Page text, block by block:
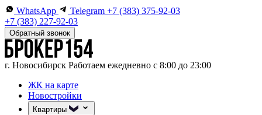
WhatsApp Telegram +7 (383) 375-92-03
+7 (383) 227-92-03
Обратный звонок
г. Новосибирск Работаем ежедневно с 8:00 до 23:00
ЖК на карте
Новостройки
Квартиры